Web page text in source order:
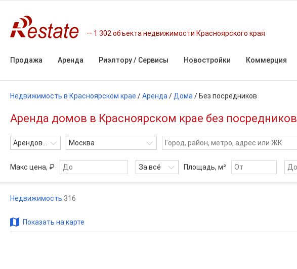
1 302 объекта недвижимости Красноярского края
Продажа Аренда Риэлтору / Сервисы Новостройки Коммерция
Недвижимость в Красноярском крае /Аренда / Дома / Без посредников
Аренда домов в Красноярском крае без посредников
Арендовать Москва
Макс цена, ₽ За всё Площадь, м²
Недвижимость 316
Показать на карте